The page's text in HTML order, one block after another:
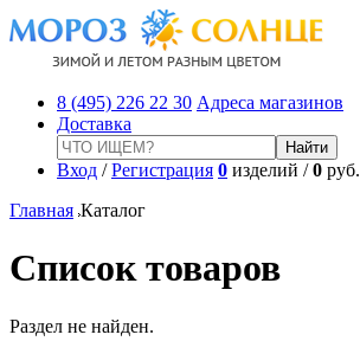
8 (495) 226 22 30 Адреса магазинов
Доставка
Вход /Регистрация 0 изделий /0 руб.
Главная Каталог
Список товаров
Раздел не найден.